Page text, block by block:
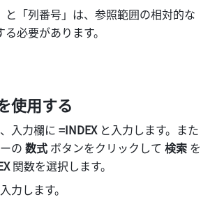
と「列番号」は、参照範囲の相対的な
必要があります。
使用する
入力欄に =INDEX と入力します。また
の 数式 ボタンをクリックして 検索 を
関数を選択します。
力します。